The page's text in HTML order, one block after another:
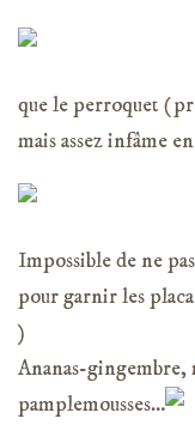
que le perroquet
mais assez infâme
Impossible de ne
pour garnir les
)
Ananas-
pamplemousses…